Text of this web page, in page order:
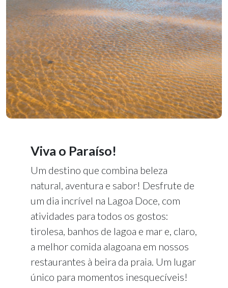
Viva o Paraíso!
Um destino que combina beleza
natural, aventura e sabor! Desfrute de
um dia incrível na Lagoa Doce, com
atividades para todos os gostos:
tirolesa, banhos de lagoa e mar e, claro,
a melhor comida alagoana em nossos
restaurantes à beira da praia. Um lugar
único para momentos inesquecíveis!